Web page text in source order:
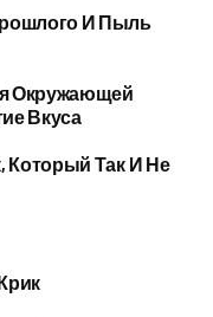
И Пыль
Окружающей
Вкуса
Который Так И Не